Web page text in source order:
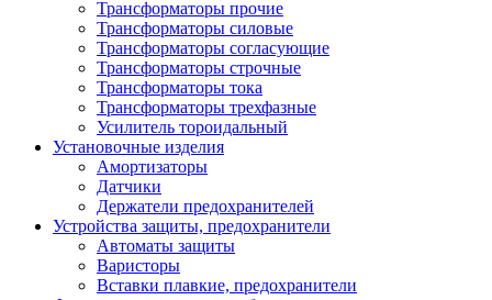
Трансформаторы прочие
Трансформаторы силовые
Трансформаторы согласующие
Трансформаторы строчные
Трансформаторы тока
Трансформаторы трехфазные
Усилитель тороидальный
Установочные изделия
Амортизаторы
Датчики
Держатели предохранителей
Устройства защиты, предохранители
Автоматы защиты
Варисторы
Вставки плавкие, предохранители